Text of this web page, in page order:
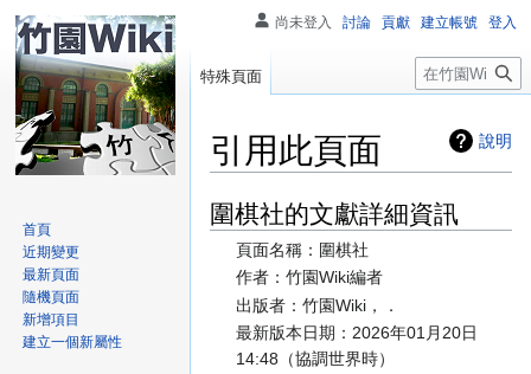
說明
引用此頁面
跳
至
跳
至
圍棋社的文獻詳細資訊
頁面名稱：圍棋社
作者：竹園Wiki編者
出版者：竹園Wiki，．
最新版本日期：2026年01月20日
14:48（協調世界時）
尚未登入 討論 貢獻 建立帳號 登入
特殊頁面
搜
首頁
近期變更
最新頁面
隨機頁面
新增項目
建立一個新屬性